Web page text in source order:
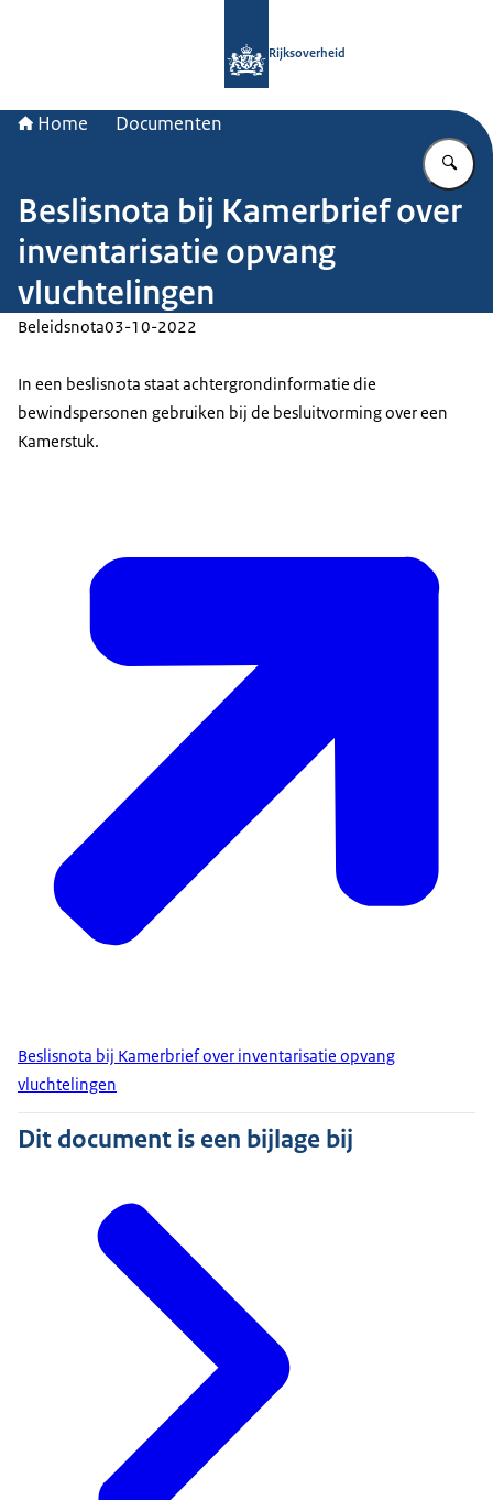
Rijksoverheid
Home Documenten
Beslisnota bij Kamerbrief over
inventarisatie opvang
vluchtelingen
Beleidsnota03-10-2022
In een beslisnota staat achtergrondinformatie die
bewindspersonen gebruiken bij de besluitvorming over een
Kamerstuk.
Beslisnota bij Kamerbrief over inventarisatie opvang
vluchtelingen
Dit document is een bijlage bij